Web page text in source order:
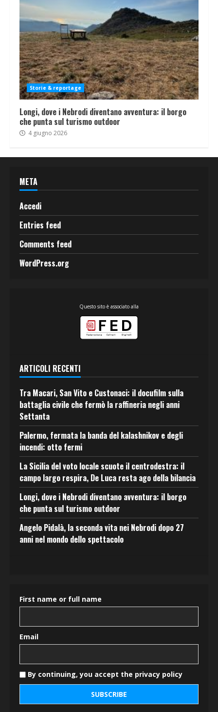
Storie & reportage
Longi, dove i Nebrodi diventano avventura: il borgo
che punta sul turismo outdoor
4 giugno 2026
META
Accedi
Entries feed
Comments feed
WordPress.org
Questo sito è associato alla
ARTICOLI RECENTI
Tra Macari, San Vito e Custonaci: il docufilm sulla
battaglia civile che fermò la raffineria negli anni
Settanta
Palermo, fermata la banda del kalashnikov e degli
incendi: otto fermi
La Sicilia del voto locale scuote il centrodestra: il
campo largo respira, De Luca resta ago della bilancia
Longi, dove i Nebrodi diventano avventura: il borgo
che punta sul turismo outdoor
Angelo Pidalà, la seconda vita nei Nebrodi dopo 27
anni nel mondo dello spettacolo
First name or full name
Email
By continuing, you accept the privacy policy